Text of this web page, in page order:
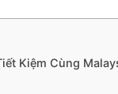
Kiệm Cùng